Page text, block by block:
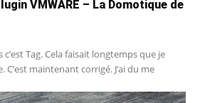
VMWARE – La Domotique de
C’est maintenant corrigé. J’ai du me